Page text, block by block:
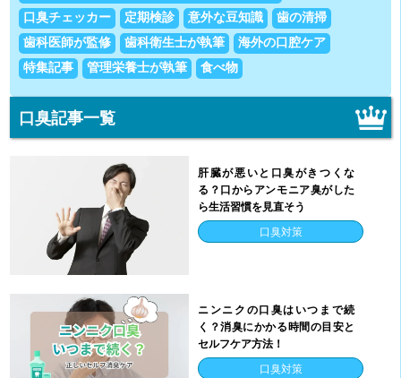
口臭チェッカー
定期検診 意外な豆知識
歯の清掃
歯科医師が監修
歯科衛生士が執筆
海外の口腔ケア
特集記事
管理栄養士が執筆 食べ物
口臭記事一覧
肝臓が悪いと口臭がきつくな
る？口からアンモニア臭がした
ら生活習慣を見直そう
口臭対策
ニンニクの口臭はいつまで続
く？消臭にかかる時間の目安と
セルフケア方法！
口臭対策